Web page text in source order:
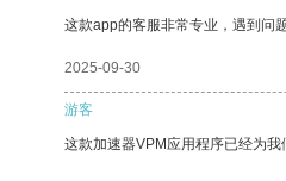
这款app的客服非常专业，遇到问
2025-09-30
游客
这款加速器VPM应用程序已经为我